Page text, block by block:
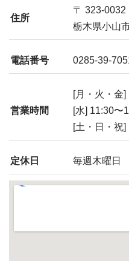
住所
〒 323-0032
栃木県小山
電話番号 0285-39-
営業時間
[月・火・金
[水] 11:30〜
[土・日・祝
定休日 毎週木曜日